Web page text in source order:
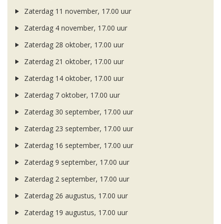
Zaterdag 11 november, 17.00 uur
Zaterdag 4 november, 17.00 uur
Zaterdag 28 oktober, 17.00 uur
Zaterdag 21 oktober, 17.00 uur
Zaterdag 14 oktober, 17.00 uur
Zaterdag 7 oktober, 17.00 uur
Zaterdag 30 september, 17.00 uur
Zaterdag 23 september, 17.00 uur
Zaterdag 16 september, 17.00 uur
Zaterdag 9 september, 17.00 uur
Zaterdag 2 september, 17.00 uur
Zaterdag 26 augustus, 17.00 uur
Zaterdag 19 augustus, 17.00 uur